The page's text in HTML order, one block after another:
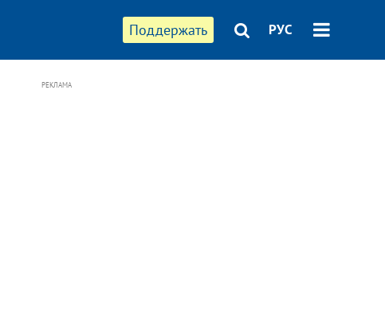
Поддержать РУС
РЕКЛАМА